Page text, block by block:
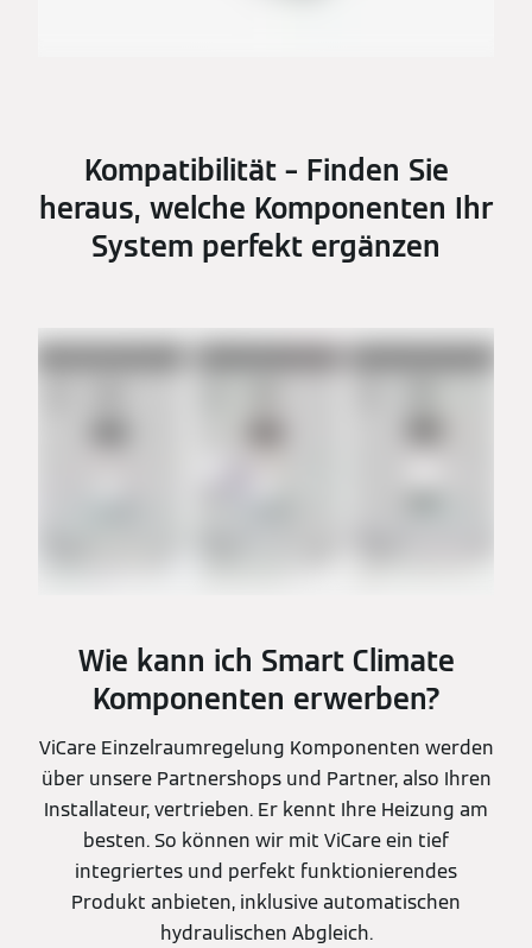
Kompatibilität – Finden Sie
heraus, welche Komponenten Ihr
System perfekt ergänzen
Wie kann ich Smart Climate
Komponenten erwerben?
ViCare Einzelraumregelung Komponenten werden
über unsere Partnershops und Partner, also Ihren
Installateur, vertrieben. Er kennt Ihre Heizung am
besten. So können wir mit ViCare ein tief
integriertes und perfekt funktionierendes
Produkt anbieten, inklusive automatischen
hydraulischen Abgleich.